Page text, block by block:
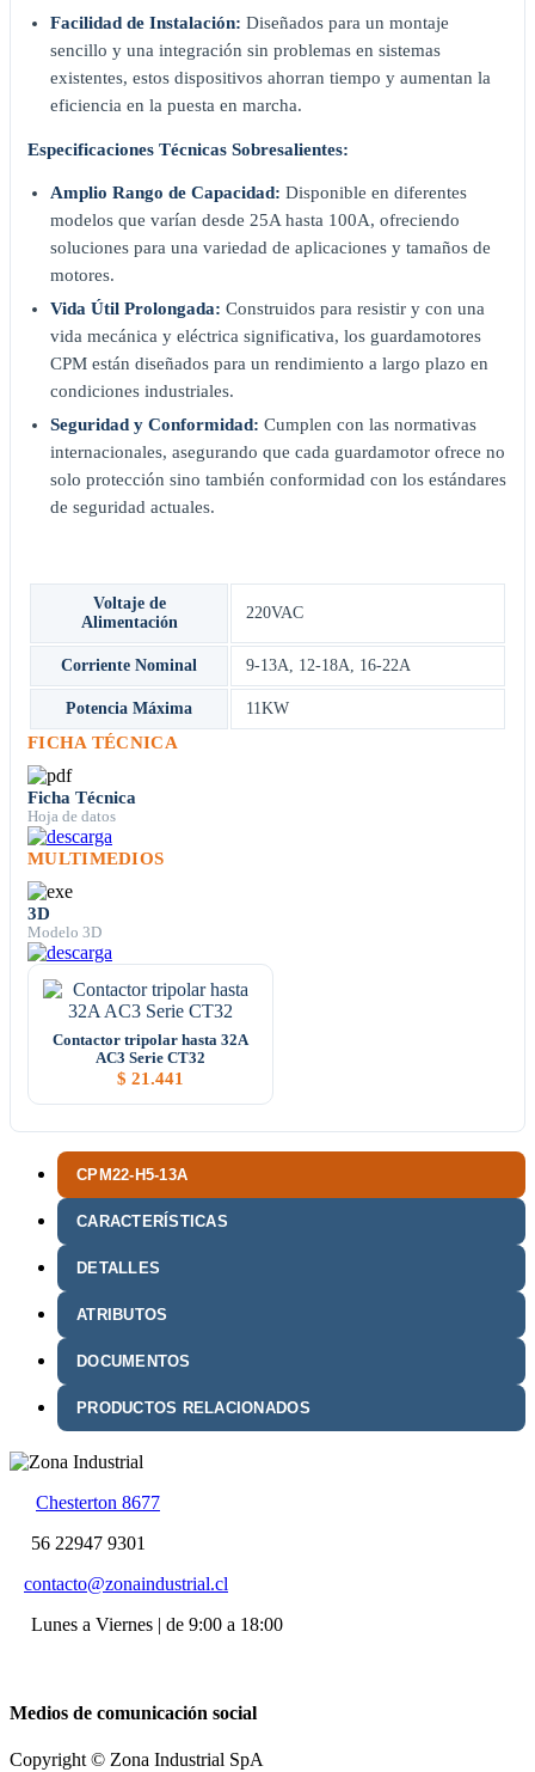
CPM22-H5-13A
CARACTERÍSTICAS
DETALLES
ATRIBUTOS
DOCUMENTOS
PRODUCTOS RELACIONADOS
Facilidad de Instalación: Diseñados para un montaje
sencillo y una integración sin problemas en sistemas
existentes, estos dispositivos ahorran tiempo y aumentan la
eficiencia en la puesta en marcha.
Especificaciones Técnicas Sobresalientes:
Amplio Rango de Capacidad: Disponible en diferentes
modelos que varían desde 25A hasta 100A, ofreciendo
soluciones para una variedad de aplicaciones y tamaños de
motores.
Vida Útil Prolongada: Construidos para resistir y con una
vida mecánica y eléctrica significativa, los guardamotores
CPM están diseñados para un rendimiento a largo plazo en
condiciones industriales.
Seguridad y Conformidad: Cumplen con las normativas
internacionales, asegurando que cada guardamotor ofrece no
solo protección sino también conformidad con los estándares
de seguridad actuales.
Voltaje de
Alimentación
220VAC
Corriente Nominal 9-13A 12-18A 16-22A
Potencia Máxima 11KW
FICHA TÉCNICA
Ficha Técnica
Hoja de datos
MULTIMEDIOS
3D
Modelo 3D
Contactor tripolar hasta 32A
AC3 Serie CT32
$ 21.441
Chesterton 8677
56 22947 9301
contacto@zonaindustrial.cl
Lunes a Viernes | de 9:00 a 18:00
Medios de comunicación social
Copyright © Zona Industrial SpA